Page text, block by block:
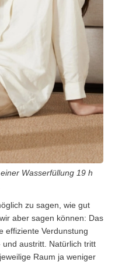
Wasserfüllung 19 h
zu sagen, wie gut
aber sagen können: Das
effiziente Verdunstung
austritt. Natürlich tritt
Raum ja weniger